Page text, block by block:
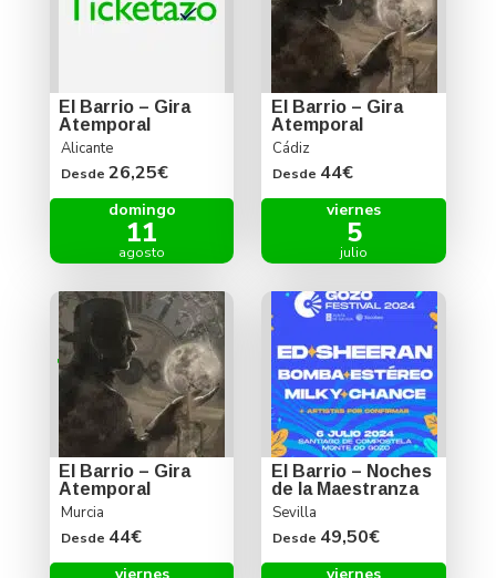
El Barrio – Gira
Atemporal
Alicante
Desde 26,25€
domingo
11
agosto
El Barrio – Gira
Atemporal
Cádiz
Desde 44€
viernes
5
julio
El Barrio – Gira
Atemporal
Murcia
Desde 44€
viernes
El Barrio – Noches
de la Maestranza
Sevilla
Desde 49,50€
viernes